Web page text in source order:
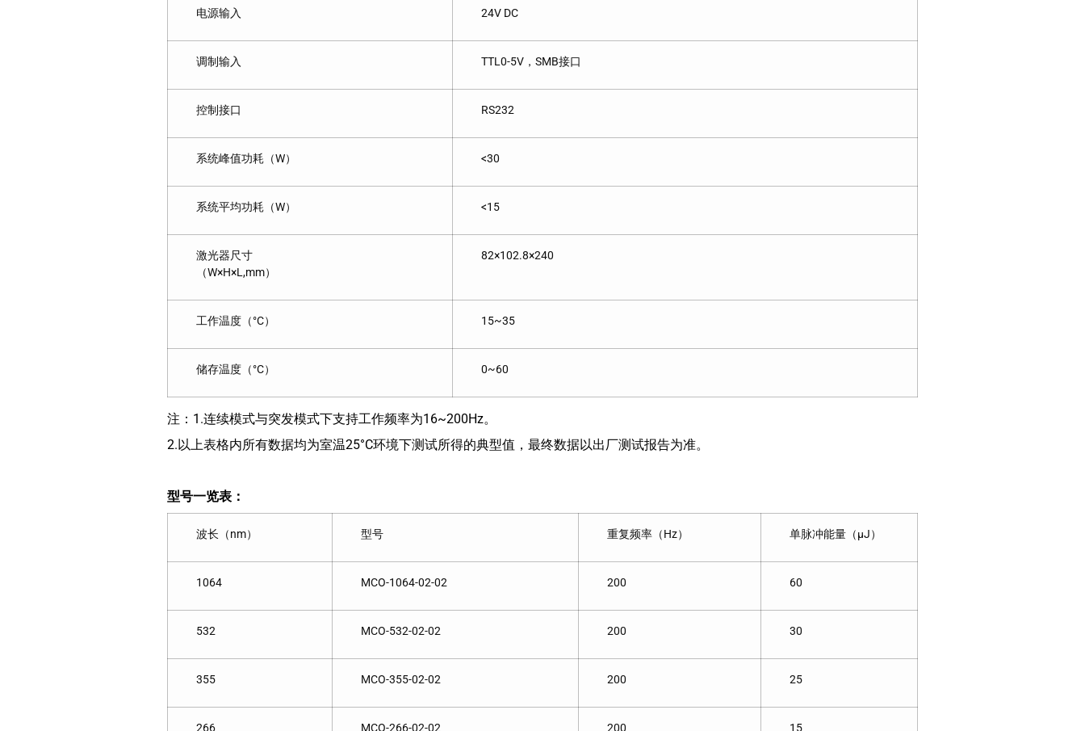
电源输入 24V DC
调制输入 TTL0-5V，SMB接口
控制接口 RS232
系统峰值功耗（W） <30
系统平均功耗（W） <15
激光器尺寸
（W×H×L,mm）
82×102.8×240
工作温度（°C） 15~35
储存温度（°C） 0~60
注：1.连续模式与突发模式下支持工作频率为16~200Hz。
2.以上表格内所有数据均为室温25°C环境下测试所得的典型值，最终数据以出厂测试报告为准。
型号一览表：
波长（nm） 型号 重复频率（Hz） 单脉冲能量（μJ）
1064 MCO-1064-02-02 200 60
532 MCO-532-02-02 200 30
355 MCO-355-02-02 200 25
266 MCO-266-02-02 200 15